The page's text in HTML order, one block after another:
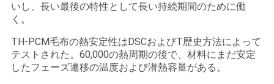
いし、長い最後の特性として長い持続期間のために働
く。
TH-PCM毛布の熱安定性はDSCおよびT歴史方法によって
テストされた。60,000の熱周期の後で、材料にまだ安定
したフェーズ遷移の温度および潜熱容量がある。